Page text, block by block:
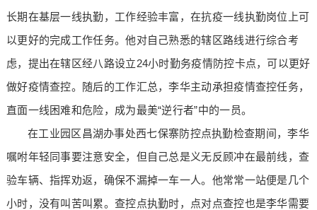
长期在基层一线执勤，工作经验丰富，在抗疫一线执勤岗位上可
以更好的完成工作任务。他对自己熟悉的辖区路线进行综合考
虑，提出在辖区经八路设立24小时勤务疫情防控卡点，可以更好
做好疫情查控。随后的工作汇总，李华主动承担疫情查控任务，
直面一线困难和危险，成为最美“逆行者”中的一员。
在工业园区昌湖办事处西七保寨防控点执勤检查期间，李华
嘱咐年轻同事要注意安全，但自己总是义无反顾冲在最前线，查
验车辆、指挥劝返，确保不漏掉一车一人。他常常一站便是几个
小时，没有叫苦叫累。查控点执勤时，点对点查控也是李华需要